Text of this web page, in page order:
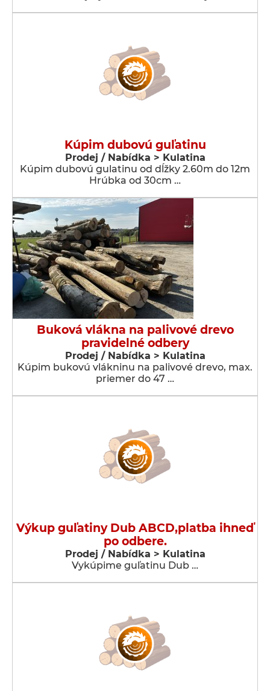
Kúpim dubovú guľatinu
Prodej / Nabídka > Kulatina
Kúpim dubovú gulatinu od dĺžky 2.60m do 12m
Hrúbka od 30cm …
Buková vlákna na palivové drevo
pravidelné odbery
Prodej / Nabídka > Kulatina
Kúpim bukovú vlákninu na palivové drevo, max.
priemer do 47 …
Výkup guľatiny Dub ABCD,platba ihneď
po odbere.
Prodej / Nabídka > Kulatina
Vykúpime guľatinu Dub …